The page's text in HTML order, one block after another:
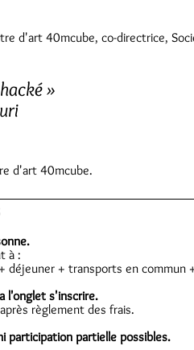
d'art 40mcube, co-directrice,
»
d'art 40mcube.
à :
déjeuner + transports en
l'onglet s'inscrire.
règlement des frais.
participation partielle possibles.